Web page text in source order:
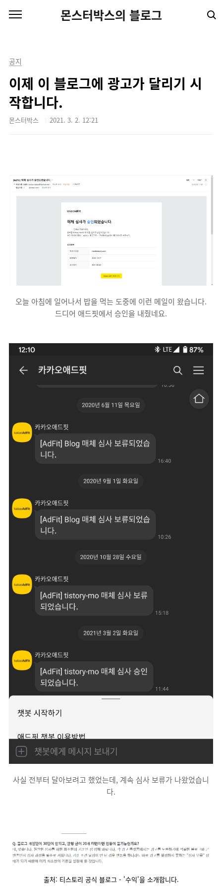
몬스터박스의 블로그
공지
이제 이 블로그에 광고가 달리기 시
작합니다.
몬스터박스 2021. 3. 2. 12:21
오늘 아침에 일어나서 밥을 먹는 도중에 이런 메일이 왔습니다.
드디어 애드핏에서 승인을 내줬네요.
사실 전부터 달아보려고 했었는데, 계속 심사 보류가 나왔었습니
다.
출처: 티스토리 공식 블로그 - '수익'을 소개합니다.